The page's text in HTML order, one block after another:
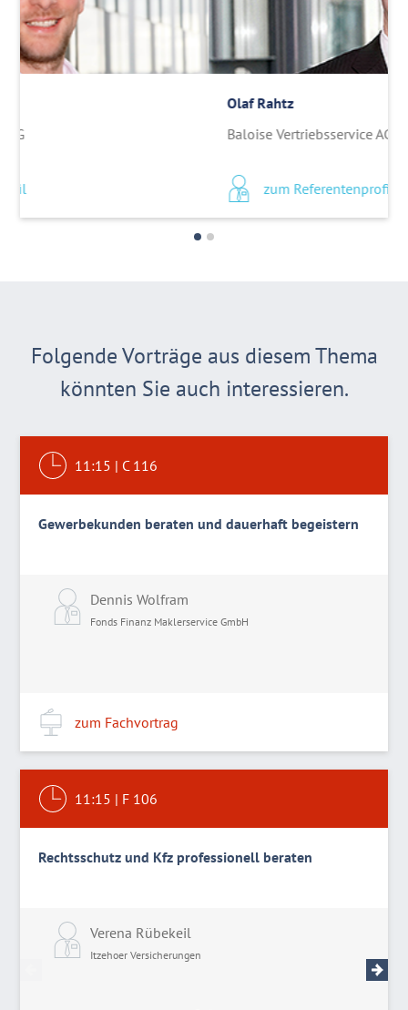
Folgende Vorträge aus diesem Thema
könnten Sie auch interessieren.
11:15 | C 116
Gewerbekunden beraten und dauerhaft begeistern
Dennis Wolfram
Fonds Finanz Maklerservice GmbH
zum Fachvortrag
11:15 | F 106
Rechtsschutz und Kfz professionell beraten
Verena Rübekeil
Itzehoer Versicherungen